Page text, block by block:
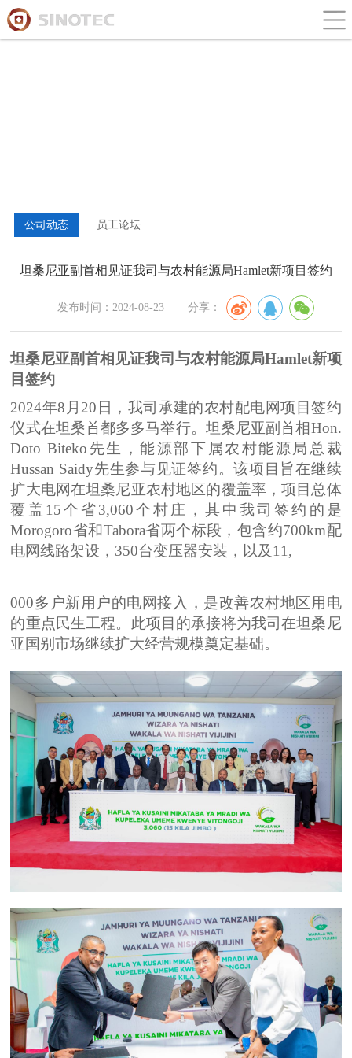
公司动态 员工论坛
坦桑尼亚副首相见证我司与农村能源局Hamlet新项目签约
发布时间：2024-08-23 分享：
坦桑尼亚副首相见证我司与农村能源局Hamlet新项
目签约
2024年8 月 20 日，我司承建的农村配电网项目签约
仪式在坦桑首都多多马举行。坦桑尼亚副首相Hon.
Doto Biteko 先生，能源部下属农村能源局总裁
Hussan Saidy先生参与见证签约。该项目旨在继续
扩大电网在坦桑尼亚农村地区的覆盖率，项目总体
覆盖 15个省3,060个村庄，其中我司签约的是
Morogoro省和Tabora省两个标段，包含约700km配
电网线路架设， 350台变压器安装，以及11,
000多户新用户的电网接入，是改善农村地区用电
的重点民生工程。此项目的承接将为我司在坦桑尼
亚国别市场继续扩大经营规模奠定基础。